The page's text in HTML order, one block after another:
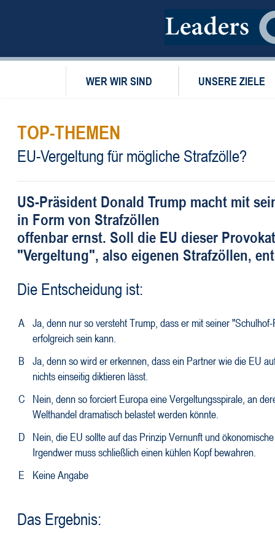
WER WIR SIND UNSERE ZIELE
TOP-THEMEN
EU-Vergeltung für mögliche Strafzölle?
US-Präsident Donald Trump macht mit
in Form von Strafzöllen
offenbar ernst. Soll die EU dieser
"Vergeltung", also eigenen Strafzöllen,
Die Entscheidung ist:
A Ja, denn nur so versteht Trump, dass er mit seiner
erfolgreich sein kann.
B
Ja, denn so wird er erkennen, dass ein Partner wie die EU
nichts einseitig diktieren lässt.
C
Nein, denn so forciert Europa eine Vergeltungsspirale, an
Welthandel dramatisch belastet werden könnte.
D
Nein, die EU sollte auf das Prinzip Vernunft und
Irgendwer muss schließlich einen kühlen Kopf bewahren.
E
Keine Angabe
Das Ergebnis: